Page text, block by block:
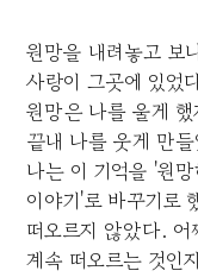
원망을 내려놓고 보니
사랑이 그곳에 있었
원망은 나를 울게
끝내 나를 웃게 만
나는 이 기억을 '원
이야기'로 바꾸기로
떠오르지 않았다. 어
계속 떠오르는 것인